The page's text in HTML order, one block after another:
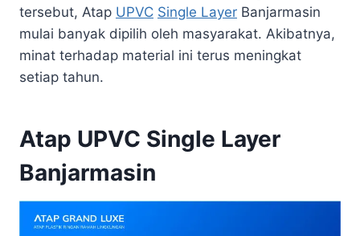
tersebut, Atap UPVC Single Layer Banjarmasin
mulai banyak dipilih oleh masyarakat. Akibatnya,
minat terhadap material ini terus meningkat
setiap tahun.
Atap UPVC Single Layer
Banjarmasin